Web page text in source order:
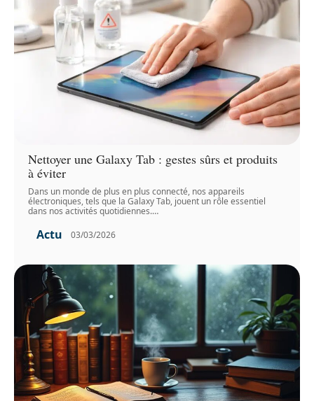
Nettoyer une Galaxy Tab : gestes sûrs et produits
à éviter
Dans un monde de plus en plus connecté, nos appareils
électroniques, tels que la Galaxy Tab, jouent un rôle essentiel
dans nos activités quotidiennes.…
Actu 03/03/2026